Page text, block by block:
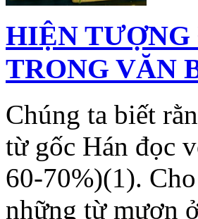
HIỆN
TRONG VĂN
Chúng ta biết
từ gốc Hán đọc
60-70%)(1).
những từ mượn